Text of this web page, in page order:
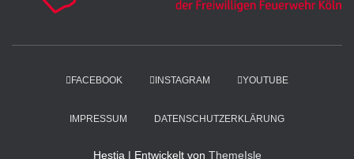
FACEBOOK INSTAGRAM YOUTUBE
IMPRESSUM DATENSCHUTZERKLÄRUNG
Hestia | Entwickelt von ThemeIsle